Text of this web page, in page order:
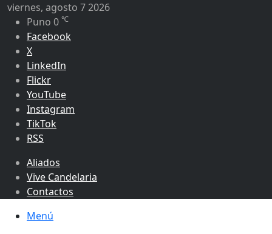
viernes, agosto 7 2026
Puno 0 ℃
Facebook
X
LinkedIn
Flickr
YouTube
Instagram
TikTok
RSS
Aliados
Vive Candelaria
Contactos
Menú